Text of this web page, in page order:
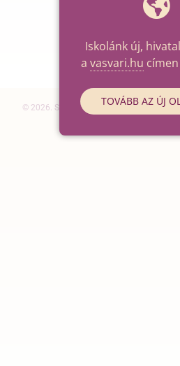
© 2026. Szegedi SZC Vasvári Pál
Iskolánk új,
a vasvari.hu
TOVÁBB AZ ÚJ